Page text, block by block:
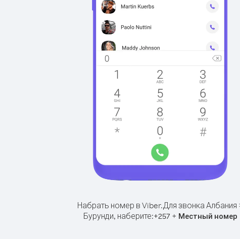
Набрать номер в Viber.Для звонка Албания
Бурунди, наберите:+257+ Местный номер